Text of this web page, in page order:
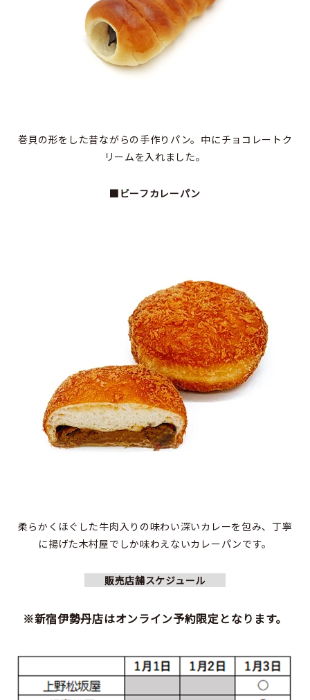
巻貝の形をした昔ながらの手作りパン。中にチョコレートク
リームを入れました。
■ビーフカレーパン
柔らかくほぐした牛肉入りの味わい深いカレーを包み、丁寧
に揚げた木村屋でしか味わえないカレーパンです。
販売店舗スケジュール
※新宿伊勢丹店はオンライン予約限定となります。